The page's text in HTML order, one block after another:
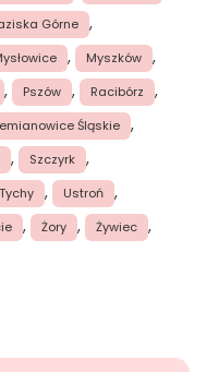
Górne ,
, Myszków ,
, Pszów , Racibórz ,
Śląskie ,
, Szczyrk ,
Tychy , Ustroń ,
, Żory , Żywiec ,